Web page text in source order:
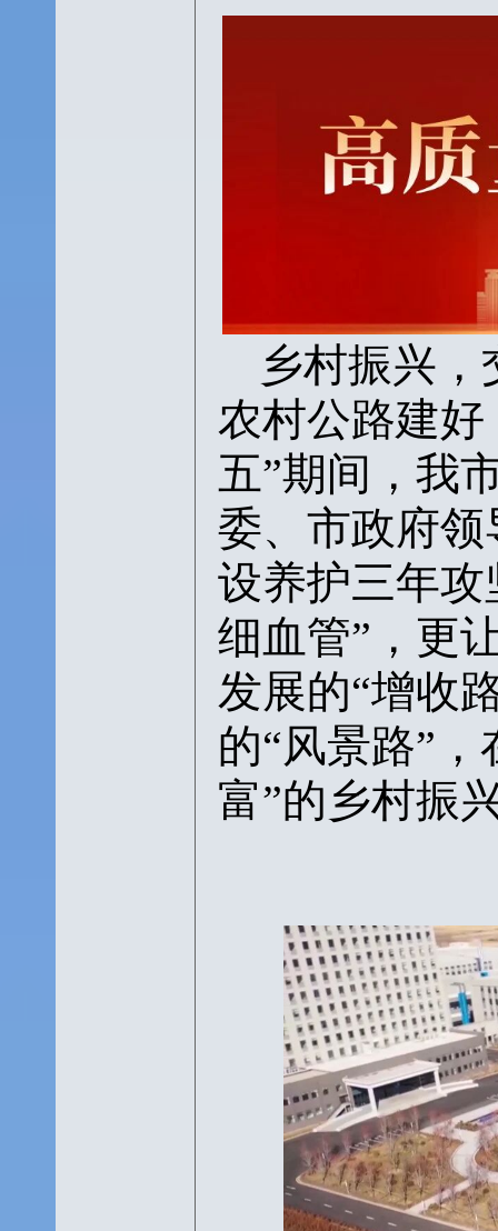
乡村振兴
农村公路建好
五”期间，我
委、市政府领
设养护三年
细血管”，更
发展的“增收
的“风景路”
富”的乡村振